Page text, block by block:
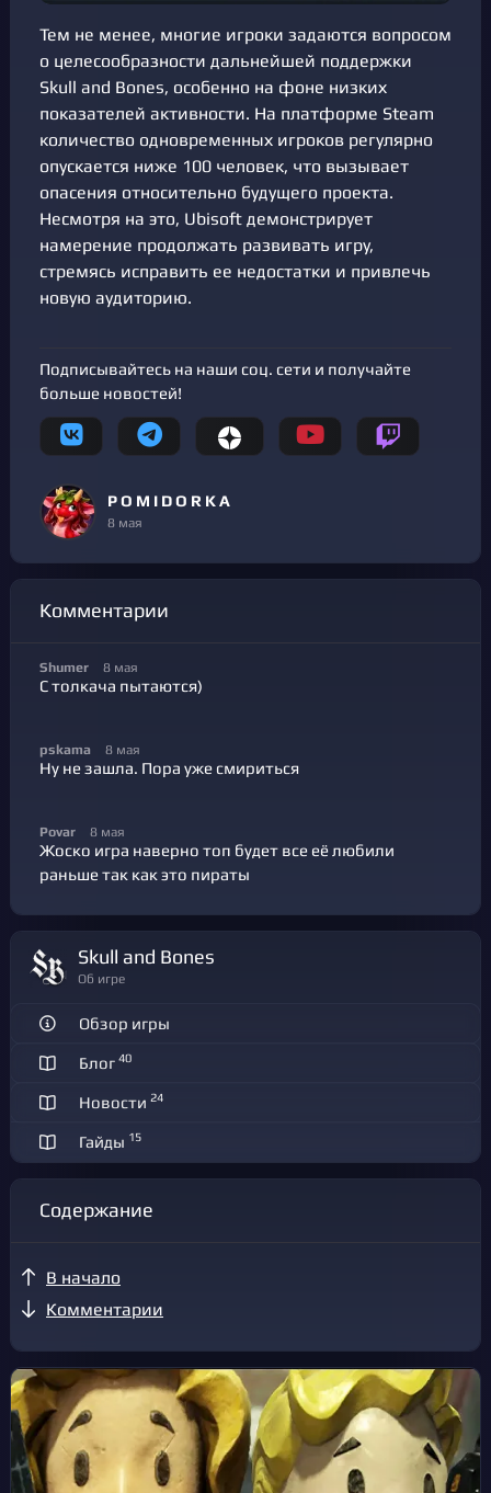
Тем не менее, многие игроки задаются вопросом
о целесообразности дальнейшей поддержки
Skull and Bones, особенно на фоне низких
показателей активности. На платформе Steam
количество одновременных игроков регулярно
опускается ниже 100 человек, что вызывает
опасения относительно будущего проекта.
Несмотря на это, Ubisoft демонстрирует
намерение продолжать развивать игру,
стремясь исправить ее недостатки и привлечь
новую аудиторию.
Подписывайтесь на наши соц. сети и получайте
больше новостей!
P O M I D O R K A
8 мая
Комментарии
Shumer 8 мая
С толкача пытаются)
pskama 8 мая
Ну не зашла. Пора уже смириться
Povar 8 мая
Жоско игра наверно топ будет все её любили
раньше так как это пираты
Skull and Bones
Об игре
Обзор игры
Блог 40
Новости 24
Гайды 15
Содержание
В начало
Комментарии